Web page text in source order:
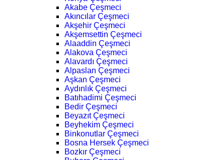
Akabe Çeşmeci
Akıncılar Çeşmeci
Akşehir Çeşmeci
Akşemsettin Çeşmeci
Alaaddin Çeşmeci
Alakova Çeşmeci
Alavardı Çeşmeci
Alpaslan Çeşmeci
Aşkan Çeşmeci
Aydınlık Çeşmeci
Batıhadimi Çeşmeci
Bedir Çeşmeci
Beyazıt Çeşmeci
Beyhekim Çeşmeci
Binkonutlar Çeşmeci
Bosna Hersek Çeşmeci
Bozkır Çeşmeci